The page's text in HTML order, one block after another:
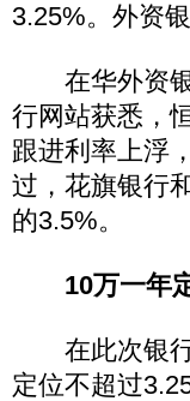
3.25%。外资
在华外资银
行网站获悉，
跟进利率上浮
过，花旗银行
的3.5%。
10万一年
在此次银行
定位不超过